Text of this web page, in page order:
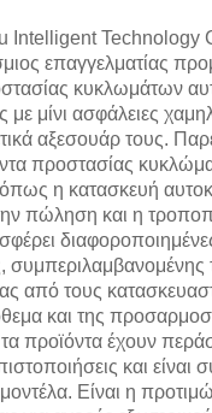
Intelligent Technology
επαγγελματίας
κυκλωμάτων
με μίνι ασφάλειες
αξεσουάρ τους.
προστασίας
η κατασκευή
πώληση και η
συμπεριλαμβανομένης
από τους
και της
προϊόντα έχουν
και είναι
Είναι η